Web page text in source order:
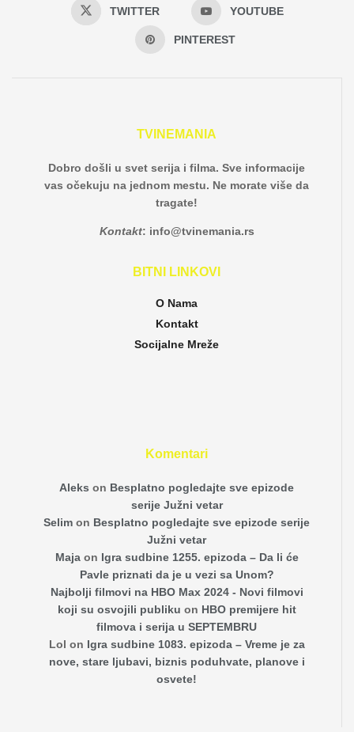
TWITTER YOUTUBE
PINTEREST
TVINEMANIA
Dobro došli u svet serija i filma. Sve informacije
vas očekuju na jednom mestu. Ne morate više da
tragate!
Kontakt: info@tvinemania.rs
BITNI LINKOVI
O Nama
Kontakt
Socijalne Mreže
Komentari
Aleks on Besplatno pogledajte sve epizode
serije Južni vetar
Selim on Besplatno pogledajte sve epizode serije
Južni vetar
Majaon Igra sudbine 1255. epizoda – Da li će
Pavle priznati da je u vezi sa Unom?
Najbolji filmovi na HBO Max 2024 - Novi filmovi
koji su osvojili publiku on HBO premijere hit
filmova i serija u SEPTEMBRU
Lol on Igra sudbine 1083. epizoda – Vreme je za
nove, stare ljubavi, biznis poduhvate, planove i
osvete!